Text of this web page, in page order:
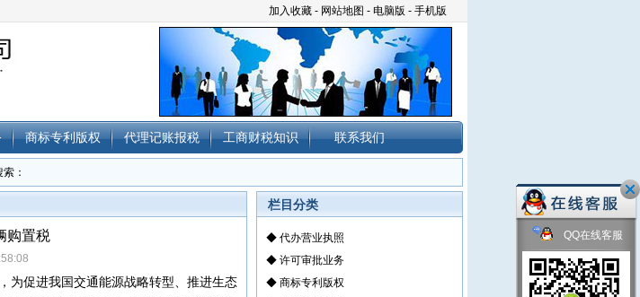
加入收藏 - 网站地图 - 电脑版 - 手机版
商标专利版权 代理记账报税 工商财税知识 联系我们
：
购置税
为促进我国交通能源战略转型、推进生态
栏目分类
◆ 代办营业执照
◆ 许可审批业务
◆ 商标专利版权
QQ在线客服